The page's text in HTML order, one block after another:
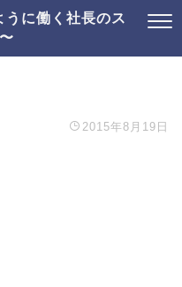
うに働く社長のス
2015年8月19日